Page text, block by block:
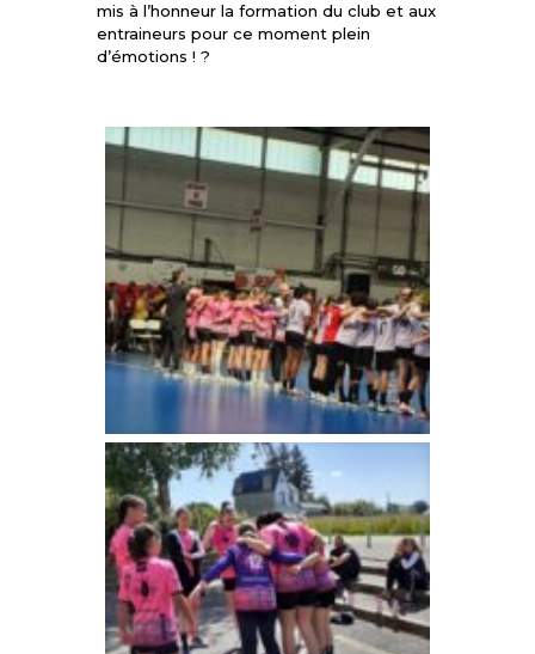
mis à l’honneur la formation du club et aux
entraineurs pour ce moment plein
d’émotions ! ?